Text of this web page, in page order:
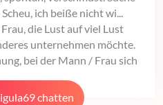
ich beiße nicht wi...
die Lust auf viel Lust
unternehmen möchte.
bei der Mann / Frau sich
chatten